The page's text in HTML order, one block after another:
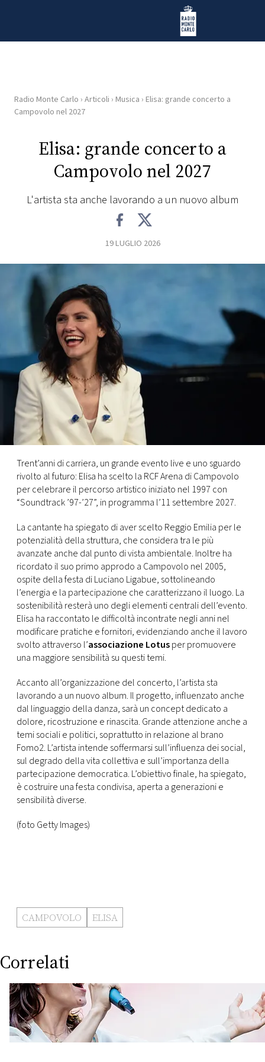
Radio Monte Carlo
HOME
RADIO
FOTO
CONCORSI
EVENTI
VIDEO
TV
PRINCIPATO
DI
MONACO
RMC
CONSIGLIA
Radio Monte Carlo › Articoli › Musica › Elisa: grande concerto a
Campovolo nel 2027
Elisa: grande concerto a
Campovolo nel 2027
L'artista sta anche lavorando a un nuovo album
19 LUGLIO 2026
Trent’anni di carriera, un grande evento live e uno sguardo
rivolto al futuro: Elisa ha scelto la RCF Arena di Campovolo
per celebrare il percorso artistico iniziato nel 1997 con
“Soundtrack ’97-’27”, in programma l’11 settembre 2027.
La cantante ha spiegato di aver scelto Reggio Emilia per le
potenzialità della struttura, che considera tra le più
avanzate anche dal punto di vista ambientale. Inoltre ha
ricordato il suo primo approdo a Campovolo nel 2005,
ospite della festa di Luciano Ligabue, sottolineando
l’energia e la partecipazione che caratterizzano il luogo. La
sostenibilità resterà uno degli elementi centrali dell’evento.
Elisa ha raccontato le difficoltà incontrate negli anni nel
modificare pratiche e fornitori, evidenziando anche il lavoro
svolto attraverso l’associazione Lotusper promuovere
una maggiore sensibilità su questi temi.
Accanto all’organizzazione del concerto, l’artista sta
lavorando a un nuovo album. Il progetto, influenzato anche
dal linguaggio della danza, sarà un concept dedicato a
dolore, ricostruzione e rinascita. Grande attenzione anche a
temi sociali e politici, soprattutto in relazione al brano
Fomo2. L’artista intende soffermarsi sull’influenza dei social,
sul degrado della vita collettiva e sull’importanza della
partecipazione democratica. L’obiettivo finale, ha spiegato,
è costruire una festa condivisa, aperta a generazioni e
sensibilità diverse.
(foto Getty Images)
CAMPOVOLO ELISA
Correlati